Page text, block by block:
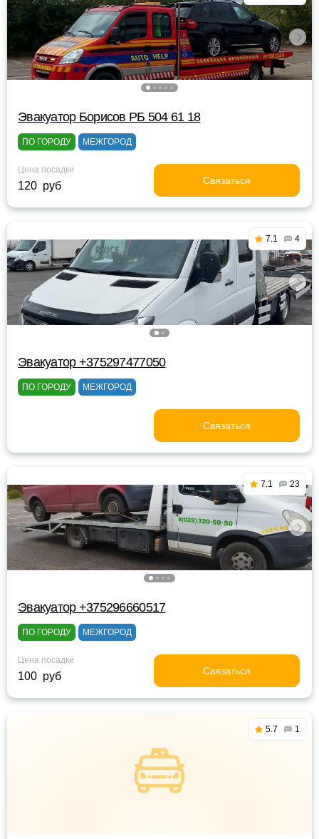
Эвакуатор Борисов РБ 504 61 18
ПО ГОРОДУ МЕЖГОРОД
Цена посадки
120 руб Связаться
7.1 4
Эвакуатор +375297477050
ПО ГОРОДУ МЕЖГОРОД
Связаться
7.1 23
Эвакуатор +375296660517
ПО ГОРОДУ МЕЖГОРОД
Цена посадки
100 руб Связаться
5.7 1